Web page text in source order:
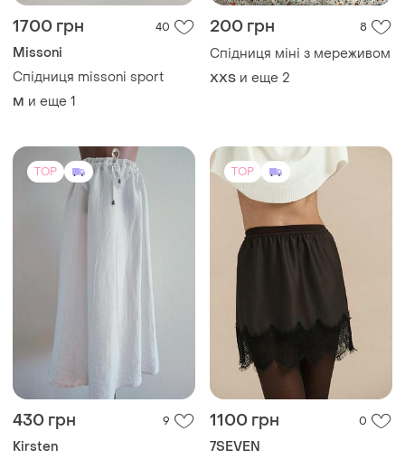
1700 грн 40
Missoni
Спідниця missoni sport
M и еще 1
200 грн 8
Спідниця міні з мереживом
XХS и еще 2
TOP
430 грн 9
Kirsten
TOP
1100 грн 0
7SEVEN